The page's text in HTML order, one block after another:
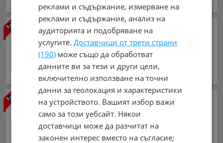
Iveco Daily 70C70C15
15 000 €
29 337.45 лв.
май 2011 г., Дизелов
обл. Варна, гр. Варна
Mercedes-Benz Sprinter
Цена!Дълга база
6 900 €
13 495.23 лв.
реклами и съдържание, измерване на
реклами и съдържание, анализ на
аудиторията и подобряване на
услугите.Доставчици от трети страни
(190) може също да обработват
данните ви за тези и други цели,
включително използване на точни
данни за геолокация и характеристики
на устройството. Вашият избор важи
само за този уебсайт. Някои
доставчици може да разчитат на
законен интерес вместо на съгласие;